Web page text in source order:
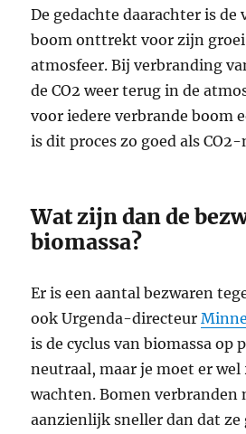
De gedachte daarachter is de
boom onttrekt voor zijn groei
atmosfeer. Bij verbranding
de CO2 weer terug in de
voor iedere verbrande boom
is dit proces zo goed als
Wat zijn dan de
biomassa?
Er is een aantal bezwaren
ook Urgenda-directeur
is de cyclus van biomassa op
neutraal, maar je moet er wel
wachten. Bomen verbranden
aanzienlijk sneller dan dat ze